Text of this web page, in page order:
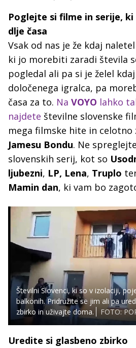
Poglejte si filme in serije, ki
dlje časa
Vsak od nas je že kdaj
ki jo morebiti zaradi števila
pogledal ali pa si je želel
določenega igralca, pa
časa za to. Na VOYO lahko
najdete številne slovenske
mega filmske hite in
Jamesu Bondu. Ne
slovenskih serij, kot so
ljubezni, LP, Lena, Truplo
Mamin dan, ki vam bo
Številni Slovenci, ki so v izolaciji,
balkonih. Pridružite se jim ali pa
zbirko in uživajte doma.
FOTO:
Uredite si glasbeno zbirko